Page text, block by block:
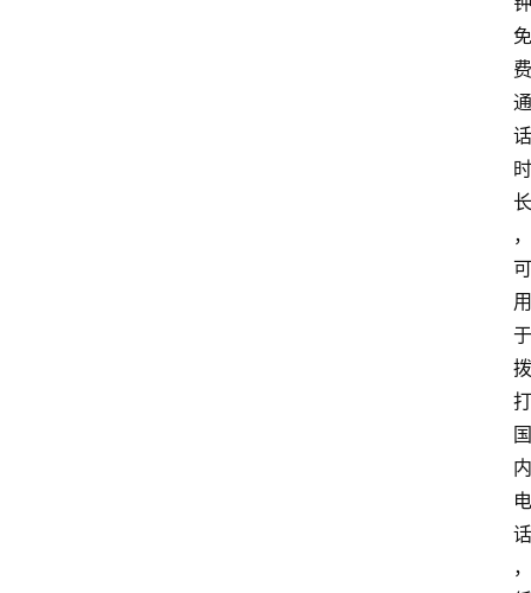
免
费
通
话
时
长
，
可
用
于
拨
打
国
内
电
话
，